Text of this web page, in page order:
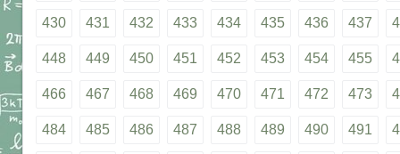
430 431 432 433 434 435 436 437
448 449 450 451 452 453 454 455
466 467 468 469 470 471 472 473
484 485 486 487 488 489 490 491